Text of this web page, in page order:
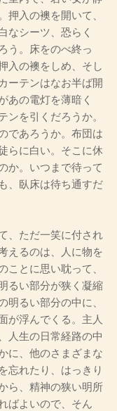
押入の襖を開いて、
なシーツ、恐らく
う。床をのべ終っ
入の襖をしめ、そし
ーテンはなお半ば開
あの電灯を薄暗く
ンを引くだろうか。
であろうか。布団は
らに白い。そこに休
か。いつまで待って
、臥床は待ち通すだ
、ただ一笑に付され
えるのは、人に物を
ことに思い耽って、
るい部分が狭く凝縮
明るい部分の中に、
が浮んでくる。主人
人生の日常経路の中
に、他のさまざまな
忘れたり、はっきり
ら、精神の狭い明所
ばよいので、そん